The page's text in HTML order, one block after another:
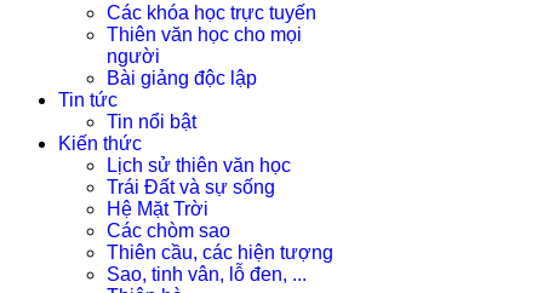
Các khóa học trực tuyến
Thiên văn học cho mọi
người
Bài giảng độc lập
Tin tức
Tin nổi bật
Kiến thức
Lịch sử thiên văn học
Trái Đất và sự sống
Hệ Mặt Trời
Các chòm sao
Thiên cầu, các hiện tượng
Sao, tinh vân, lỗ đen, ...